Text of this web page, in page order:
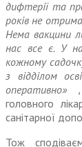
дифтерії та
років не
Нема вакцини
нас все є. У
кожному
з відділом
оперативно» ,
головного
санітарної
Тож